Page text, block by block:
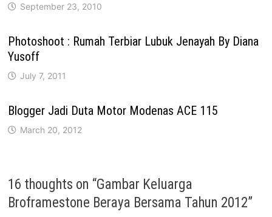
September 23, 2010
Photoshoot : Rumah Terbiar Lubuk Jenayah By Diana
Yusoff
July 7, 2011
Blogger Jadi Duta Motor Modenas ACE 115
March 20, 2012
16 thoughts on “Gambar Keluarga
Broframestone Beraya Bersama Tahun 2012”